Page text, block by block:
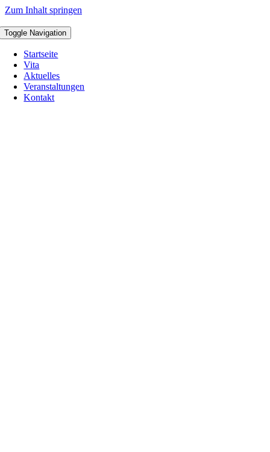
Zum Inhalt springen
Toggle Navigation
Startseite
Vita
Aktuelles
Veranstaltungen
Kontakt